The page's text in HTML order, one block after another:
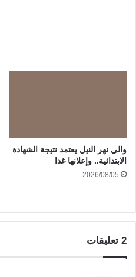
والي نهر النيل يعتمد نتيجة الشهادة
الابتدائية.. وإعلانها غدا
2026/08/05
‫2 تعليقات